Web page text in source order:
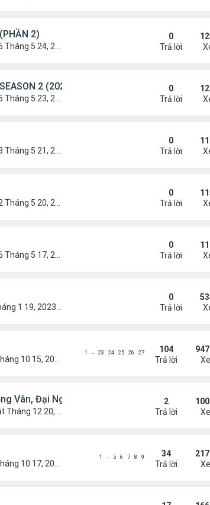
2)
5 24, 2024 1:53 am
0
Trả lời
2 (2024)
5 23, 2024 1:03 am
0
Trả lời
5 21, 2024 1:06 am
0
Trả lời
5 20, 2024 2:03 am
0
Trả lời
5 17, 2024 9:42 pm
0
Trả lời
1 19, 2023 4:42 pm
0
Trả lời
10 15, 2020 1:26 pm
104
Trả lời
1 … 23 24 25 26 27
Vân, Đại Nghĩa
12 20, 2020 8:06 pm
2
Trả lời
10 17, 2020 9:19 pm
34
Trả lời
1 … 5 6 7 8 9